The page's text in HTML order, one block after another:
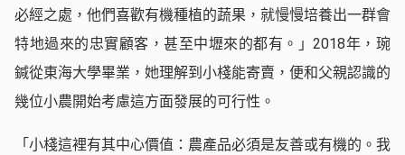
必經之處，他們喜歡有機種植的蔬果，就慢慢培養出一群會
特地過來的忠實顧客，甚至中壢來的都有。」2018年，琬
鍼從東海大學畢業，她理解到小棧能寄賣，便和父親認識的
幾位小農開始考慮這方面發展的可行性。
「小棧這裡有其中心價值：農產品必須是友善或有機的。我